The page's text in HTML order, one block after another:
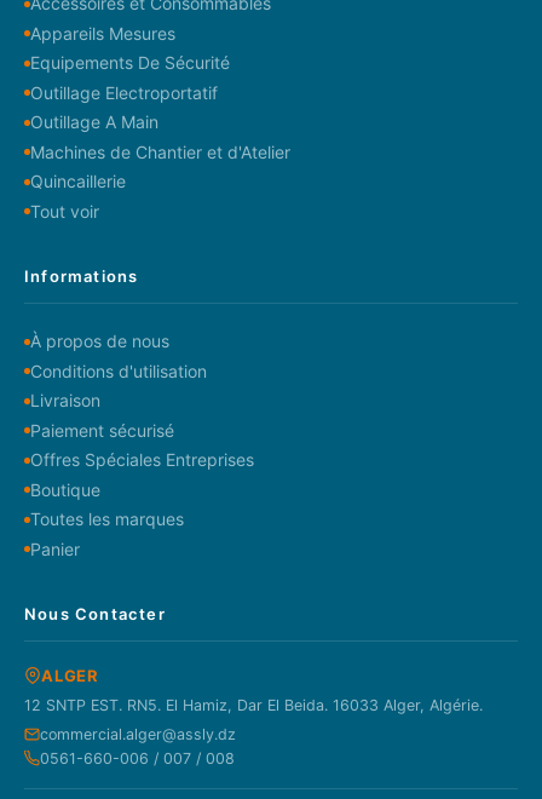
Appareils Mesures
Equipements De Sécurité
Outillage Electroportatif
Outillage A Main
Machines de Chantier et d'Atelier
Quincaillerie
Tout voir
Informations
À propos de nous
Conditions d'utilisation
Livraison
Paiement sécurisé
Offres Spéciales Entreprises
Boutique
Toutes les marques
Panier
Nous Contacter
ALGER
12 SNTP EST. RN5. El Hamiz, Dar El Beida. 16033 Alger, Algérie.
commercial.alger@assly.dz
0561-660-006 / 007 / 008